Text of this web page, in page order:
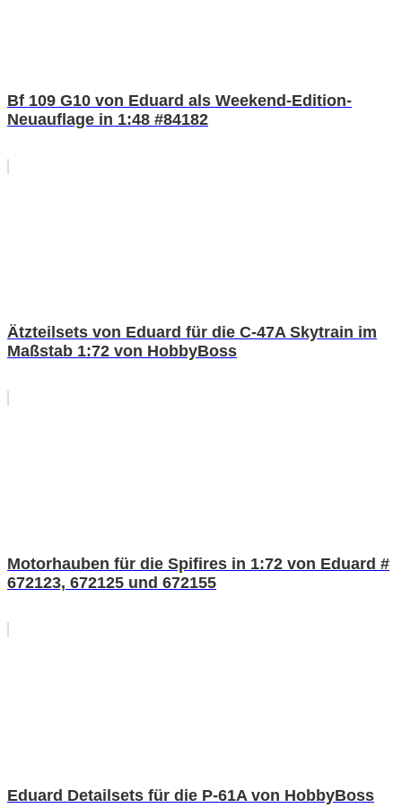
Bf 109 G10 von Eduard als Weekend-Edition-
Neuauflage in 1:48 #84182
Ätzteilsets von Eduard für die C-47A Skytrain im
Maßstab 1:72 von HobbyBoss
Motorhauben für die Spifires in 1:72 von Eduard #
672123, 672125 und 672155
Eduard Detailsets für die P-61A von HobbyBoss